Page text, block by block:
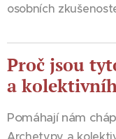
osobních
Proč jsou
a
Pomáhají nám
Archetypy a